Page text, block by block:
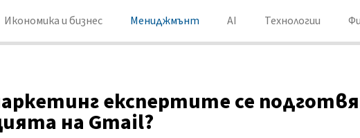
Икономика и бизнес Мениджмънт AI Технологии
експертите се
на Gmail?